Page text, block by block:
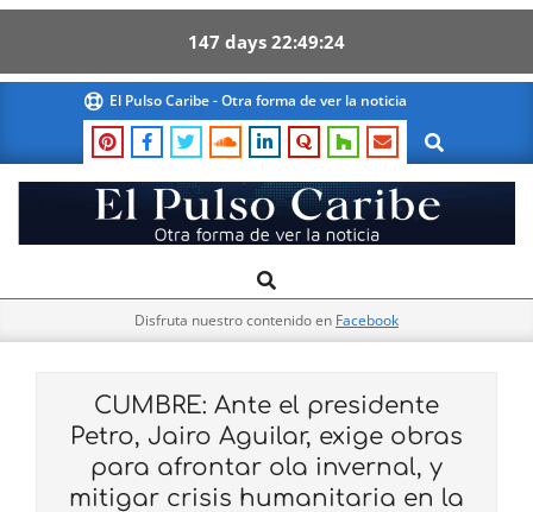
147 days 22 49 23
content
El Pulso Caribe - Otra forma de ver la noticia
Search
El
Pulso
Navigation
Search
Disfruta nuestro contenido en Facebook
CUMBRE: Ante el presidente
Petro, Jairo Aguilar, exige obras
para afrontar ola invernal, y
mitigar crisis humanitaria en la